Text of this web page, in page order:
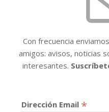
Con frecuencia
amigos: avisos, noticias
interesantes.
Dirección Email *